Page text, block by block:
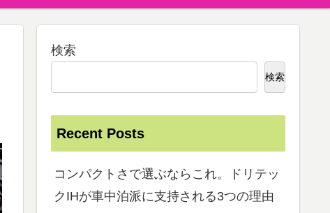
検索
検索
Recent Posts
コンパクトさで選ぶならこれ。ドリテッ
クIHが車中泊派に支持される3つの理由